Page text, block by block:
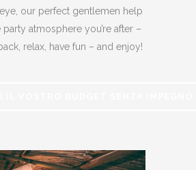
eye, our perfect gentlemen help
atmosphere you’re after –
relax, have fun – and enjoy!